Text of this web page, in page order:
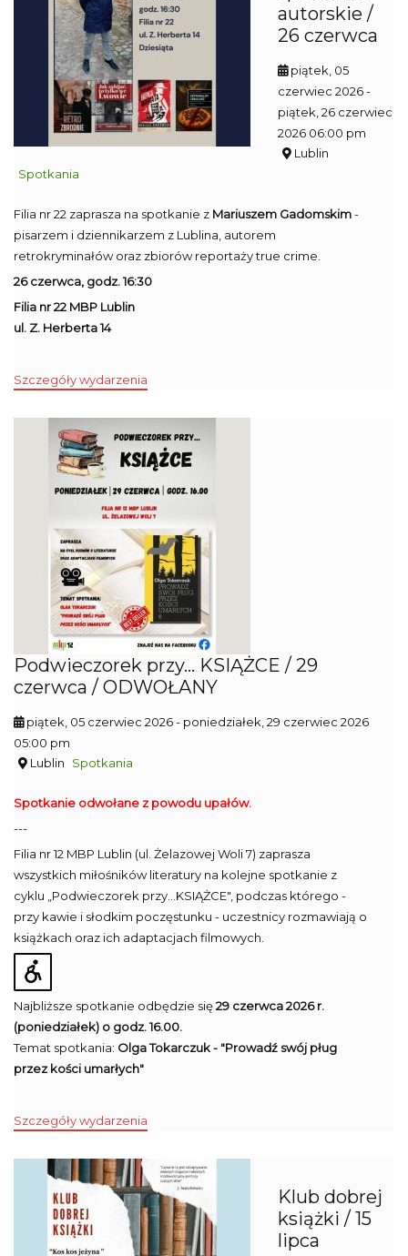
autorskie /
26 czerwca
piątek, 05
czerwiec 2026-
piątek, 26 czerwiec
2026 06:00 pm
Lublin
Spotkania
Filia nr 22 zaprasza na spotkanie z Mariuszem Gadomskim-
pisarzem i dziennikarzem z Lublina, autorem
retrokryminałów oraz zbiorów reportaży true crime.
26 czerwca, godz. 16:30
Filia nr 22 MBP Lublin
ul. Z. Herberta 14
Szczegóły wydarzenia
Podwieczorek przy... KSIĄŻCE / 29
czerwca / ODWOŁANY
piątek, 05 czerwiec 2026- poniedziałek, 29 czerwiec 2026
05:00 pm
Lublin
Spotkania
Spotkanie odwołane z powodu upałów.
---
Filia nr 12 MBP Lublin (ul. Żelazowej Woli 7) zaprasza
wszystkich miłośników literatury na kolejne spotkanie z
cyklu „Podwieczorek przy...KSIĄŻCE", podczas którego -
przy kawie i słodkim poczęstunku - uczestnicy rozmawiają o
książkach oraz ich adaptacjach filmowych.
Najbliższe spotkanie odbędzie się29 czerwca 2026 r.
(poniedziałek) o godz. 16.00.
Temat spotkania: Olga Tokarczuk - "Prowadź swój pług
przez kości umarłych"
Szczegóły wydarzenia
Klub dobrej
książki / 15
lipca